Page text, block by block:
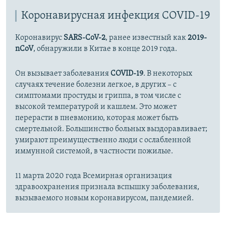
Коронавирусная инфекция COVID-19
Коронавирус SARS-CoV-2, ранее известный как2019-
nCoV, обнаружили в Китае в конце 2019 года.
Он вызывает заболеванияCOVID-19. В некоторых
случаях течение болезни легкое, в других – с
симптомами простуды и гриппа, в том числе с
высокой температурой и кашлем. Это может
перерасти в пневмонию, которая может быть
смертельной. Большинство больных выздоравливает;
умирают преимущественно люди с ослабленной
иммунной системой, в частности пожилые.
11 марта 2020 года Всемирная организация
здравоохранения признала вспышку заболевания,
вызываемого новым коронавирусом, пандемией.